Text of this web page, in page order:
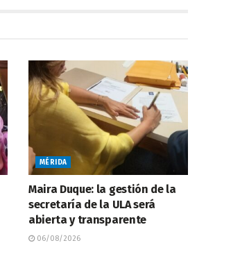
MÉRIDA
Maira Duque: la gestión de la
secretaría de la ULA será
abierta y transparente
06/08/2026